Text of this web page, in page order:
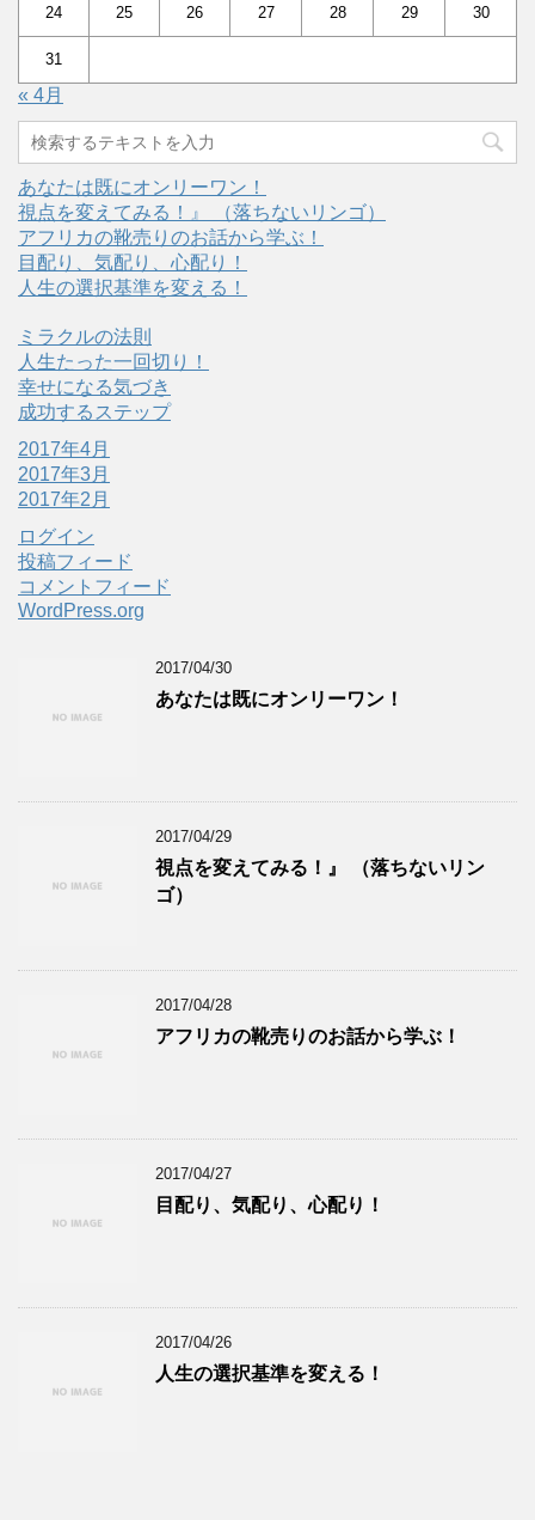
24 25 26 27 28 29 30
31
« 4月
あなたは既にオンリーワン！
視点を変えてみる！』 （落ちないリンゴ）
アフリカの靴売りのお話から学ぶ！
目配り、気配り、心配り！
人生の選択基準を変える！
ミラクルの法則
人生たった一回切り！
幸せになる気づき
成功するステップ
2017年4月
2017年3月
2017年2月
ログイン
投稿フィード
コメントフィード
WordPress.org
2017/04/30
あなたは既にオンリーワン！
2017/04/29
視点を変えてみる！』 （落ちないリン
ゴ）
2017/04/28
アフリカの靴売りのお話から学ぶ！
2017/04/27
目配り、気配り、心配り！
2017/04/26
人生の選択基準を変える！